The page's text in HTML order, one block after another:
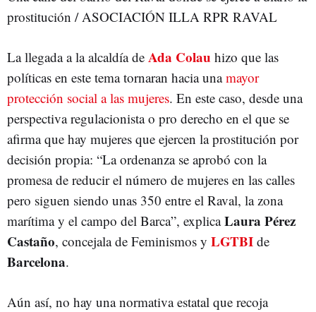
prostitución / ASOCIACIÓN ILLA RPR RAVAL
La llegada a la alcaldía de Ada Colau hizo que las
políticas en este tema tornaran hacia unamayor
protección social a las mujeres. En este caso, desde una
perspectiva regulacionista o pro derecho en el que se
afirma que hay mujeres que ejercen la prostitución por
decisión propia: “La ordenanza se aprobó con la
promesa de reducir el número de mujeres en las calles
pero siguen siendo unas 350 entre el Raval, la zona
marítima y el campo del Barca”, explicaLaura Pérez
Castaño, concejala de Feminismos y LGTBI de
Barcelona.
Aún así, no hay una normativa estatal que recoja